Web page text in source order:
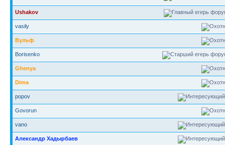
Ushakov
vasily
Вульф
Borisenko
Ghenya
Dima
popov
Govorun
vano
Александр Хадырбаев